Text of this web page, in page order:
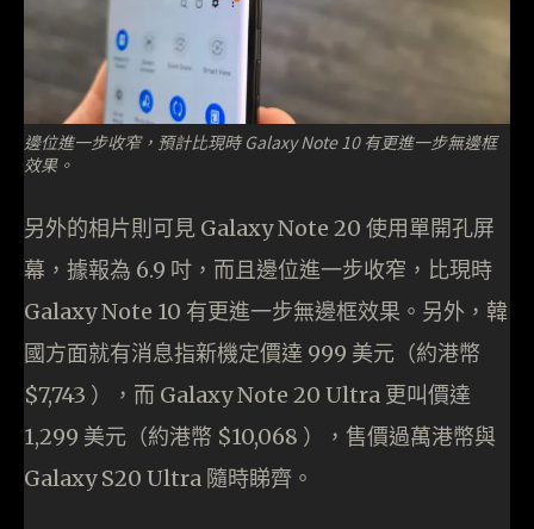
邊位進一步收窄，預計比現時 Galaxy Note 10 有更進一步無邊框
效果。
另外的相片則可見 Galaxy Note 20 使用單開孔屏
幕，據報為 6.9 吋，而且邊位進一步收窄，比現時
Galaxy Note 10 有更進一步無邊框效果。另外，韓
國方面就有消息指新機定價達 999 美元（約港幣
$7,743 ），而 Galaxy Note 20 Ultra 更叫價達
1,299 美元（約港幣 $10,068 ），售價過萬港幣與
Galaxy S20 Ultra 隨時睇齊。